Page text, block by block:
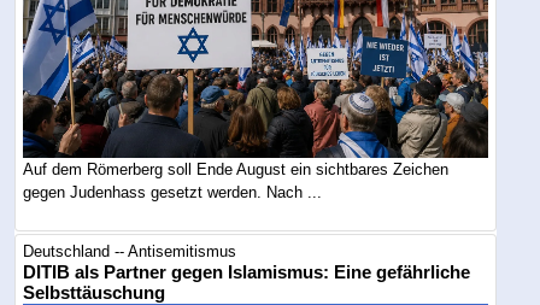
Auf dem Römerberg soll Ende August ein sichtbares Zeichen
gegen Judenhass gesetzt werden. Nach ...
Deutschland -- Antisemitismus
DITIB als Partner gegen Islamismus: Eine gefährliche
Selbsttäuschung